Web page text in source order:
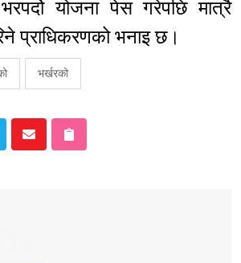
योजना पेस गरेपछि मात्रै
प्राधिकरणको भनाइ छ।
भर्खरको